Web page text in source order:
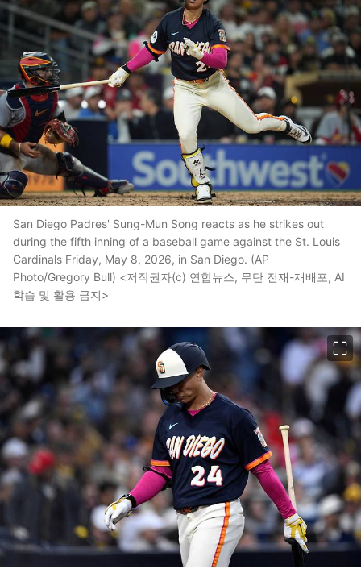
San Diego Padres' Sung-Mun Song reacts as he strikes out
during the fifth inning of a baseball game against the St. Louis
Cardinals Friday, May 8, 2026, in San Diego. (AP
Photo/Gregory Bull) <저작권자(c) 연합뉴스, 무단 전재-재배포, AI
학습 및 활용 금지>